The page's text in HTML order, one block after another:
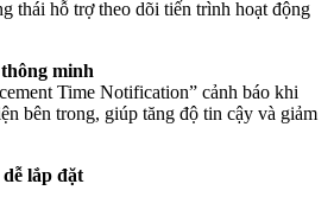
thái hỗ trợ theo dõi tiến trình hoạt động
minh
Time Notification” cảnh báo khi
bên trong, giúp tăng độ tin cậy và giảm
lắp đặt